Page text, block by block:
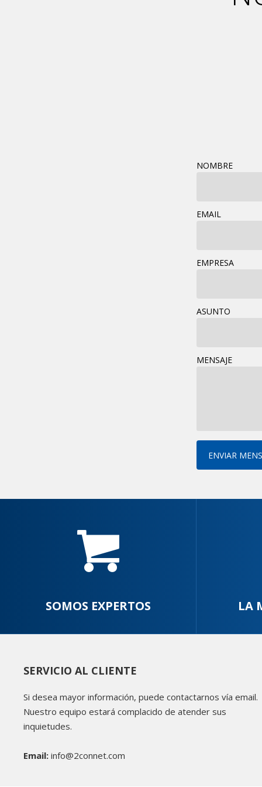
NOMBRE
EMAIL
EMPRESA
ASUNTO
MENSAJE
ENVIAR
SOMOS EXPERTOS LA
SERVICIO AL CLIENTE
Si desea mayor información, puede contactarnos vía email.
Nuestro equipo estará complacido de atender sus
inquietudes.
Email: info@2connet.com